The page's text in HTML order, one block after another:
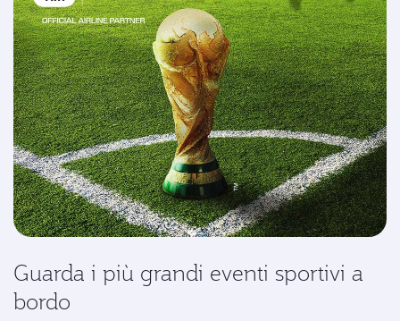
Guarda i più grandi eventi sportivi a
bordo